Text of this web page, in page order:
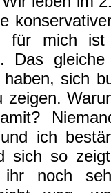
für mich
Das
sich
zeigen.
ich
sich so
noch